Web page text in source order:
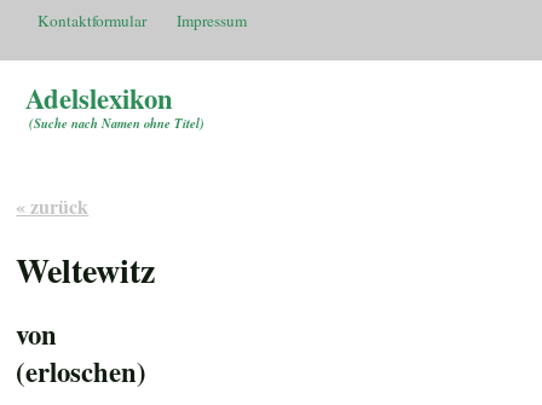
Kontaktformular Impressum
Adelslexikon
(Suche nach Namen ohne Titel)
« zurück
Weltewitz
von
(erloschen)